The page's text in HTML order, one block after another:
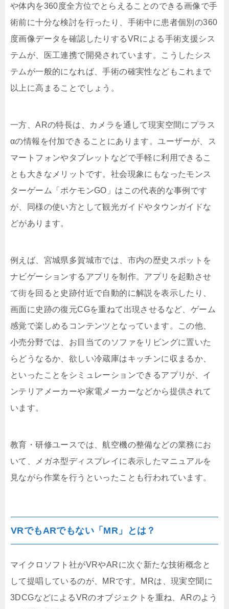
や体内を360度全方位でとらえることのできる画像で手
術前に十分な検討を行ったり、手術中に患者個別の360
度画像データを確認したりするVRによる手術支援シス
テムが、医工連携で開発されています。こうしたシス
テムが一般的になれば、手術の確実性などもこれまで
以上に高まることでしょう。
一方、ARの特長は、カメラを通して現実空間にプラス
αの情報を付加できることにあります。ユーザーが、ス
マートフォンやタブレットなどで手軽に利用できるこ
とも大きなメリッ卜です。社会現象にもなったモンス
ターゲーム「ポケモンGO」はこの代表的な事例です
が、同様の使い方として観光ガイドやタウンガイドな
どがあります。
例えば、宮城県多賀城市では、市内の歴史スポットを
ナビゲーションするアプリを制作。アプリを起動させ
て街を回ると史跡付近で自動的に解説を表示したり、
画面に史跡の復元CGを重ねて出現させるなど、ゲーム
感覚で楽しめるコンテンツとなっています。この他、
小売分野では、お目当てのソファをリビングに置いた
らどうなるか、欲しい冷蔵庫はキッチンに収まるか、
といったことをシミュレーションできるアプリが、イ
ンテリアメーカーや家電メーカーなどから提供されて
います。
教育・研修ユースでは、航空機の整備などの業務にお
いて、メガネ型ディスプレイに表示したマニュアルを
見ながら作業を行うといったことも行われています。
VRでもARでもない「MR」とは？
マイクロソフト社がVRやARに次ぐ新たな技術概念と
して提唱しているのが、MRです。MRは、現実空聞に
3DCGなどによるVRのオブジェクトを重ね、ARのよう